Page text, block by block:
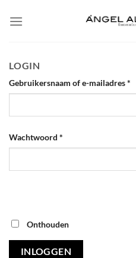
LOGIN
Gebruikersnaam of e-mailadres*
Wachtwoord *
Onthouden
INLOGGEN